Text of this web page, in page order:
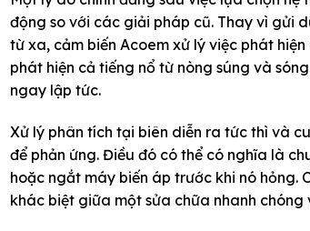
động so với các giải pháp cũ. Thay vì gửi
từ xa, cảm biến Acoem xử lý việc phát
phát hiện cả tiếng nổ từ nòng súng và
ngay lập tức.
Xử lý phân tích tại biên diễn ra tức thì và
để phản ứng. Điều đó có thể có nghĩa là
hoặc ngắt máy biến áp trước khi nó hỏng.
khác biệt giữa một sửa chữa nhanh